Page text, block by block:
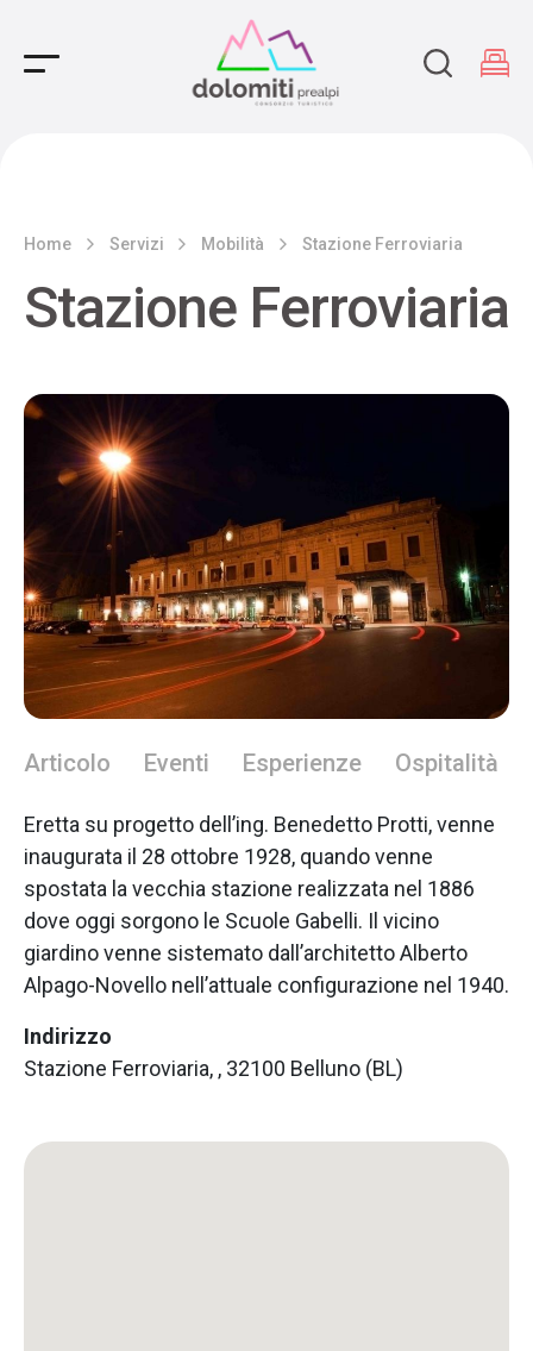
Main Navigation
Home Servizi Mobilità Stazione Ferroviaria
Stazione Ferroviaria
Articolo Eventi Esperienze Ospitalità
Eretta su progetto dell’ing. Benedetto Protti, venne
inaugurata il 28 ottobre 1928, quando venne
spostata la vecchia stazione realizzata nel 1886
dove oggi sorgono le Scuole Gabelli. Il vicino
giardino venne sistemato dall’architetto Alberto
Alpago-Novello nell’attuale configurazione nel 1940.
Indirizzo
Stazione Ferroviaria, , 32100 Belluno (BL)